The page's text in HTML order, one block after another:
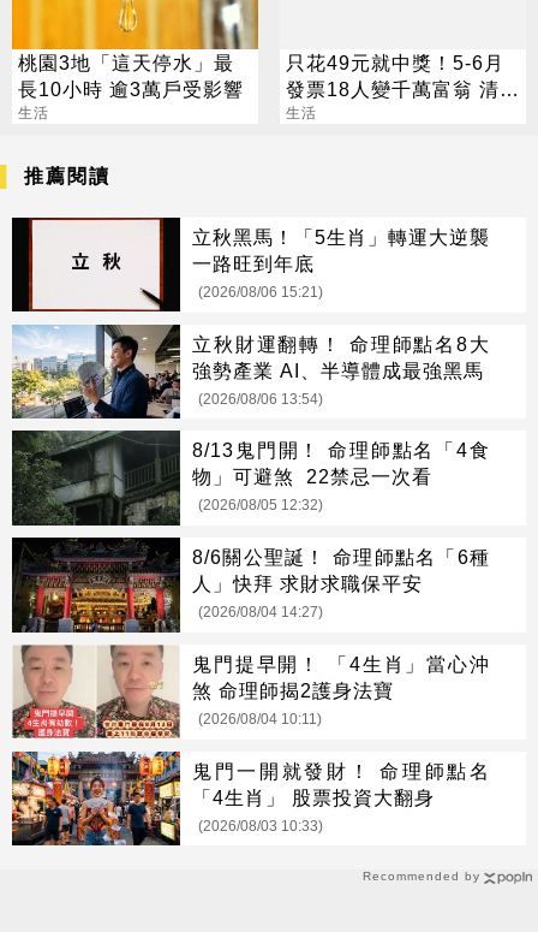
桃園3地「這天停水」最
長10小時 逾3萬戶受影響
生活
只花49元就中獎！5-6月
發票18人變千萬富翁 清冊
下午公布
生活
Recommended by
推薦閱讀
立秋黑馬！「5生肖」轉運大逆襲
一路旺到年底
(2026/08/06 15:21)
立秋財運翻轉！ 命理師點名8大
強勢產業 AI、半導體成最強黑馬
(2026/08/06 13:54)
8/13鬼門開！ 命理師點名「4食
物」可避煞 22禁忌一次看
(2026/08/05 12:32)
8/6關公聖誕！ 命理師點名「6種
人」快拜 求財求職保平安
(2026/08/04 14:27)
鬼門提早開！ 「4生肖」當心沖
煞 命理師揭2護身法寶
(2026/08/04 10:11)
鬼門一開就發財！ 命理師點名
「4生肖」 股票投資大翻身
(2026/08/03 10:33)